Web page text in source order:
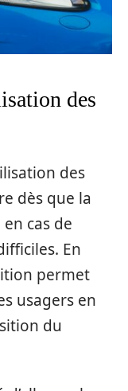
des
des
dès que la
cas de
En
permet
usagers en
du